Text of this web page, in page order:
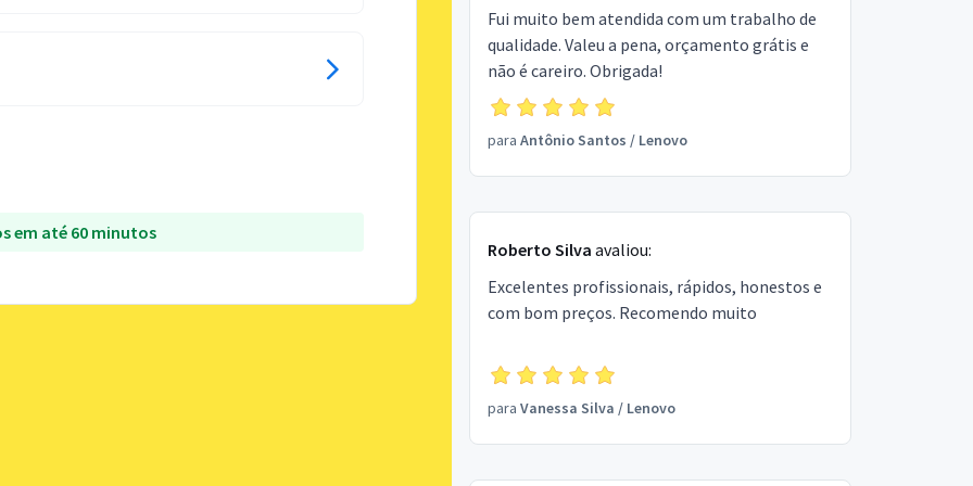
em até 60 minutos
Fui muito bem atendida com um trabalho de
qualidade. Valeu a pena, orçamento grátis e
não é careiro. Obrigada!
para Antônio Santos / Lenovo
Roberto Silva avaliou:
Excelentes profissionais, rápidos, honestos e
com bom preços. Recomendo muito
para Vanessa Silva / Lenovo